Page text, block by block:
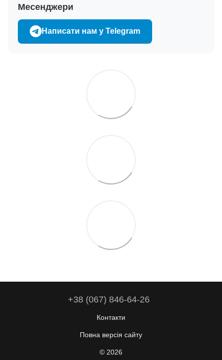
Месенджери
Написати нам у Telegram
+38 (067) 846-64-26
Контакти
Повна версія сайту
© 2026